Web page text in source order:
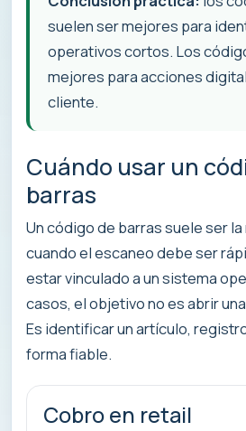
suelen ser mejores para
operativos cortos. Los
mejores para acciones
cliente.
Cuándo usar un
barras
Un código de barras suele ser
cuando el escaneo debe ser
estar vinculado a un sistema
casos, el objetivo no es abrir
Es identificar un artículo,
forma fiable.
Cobro en retail